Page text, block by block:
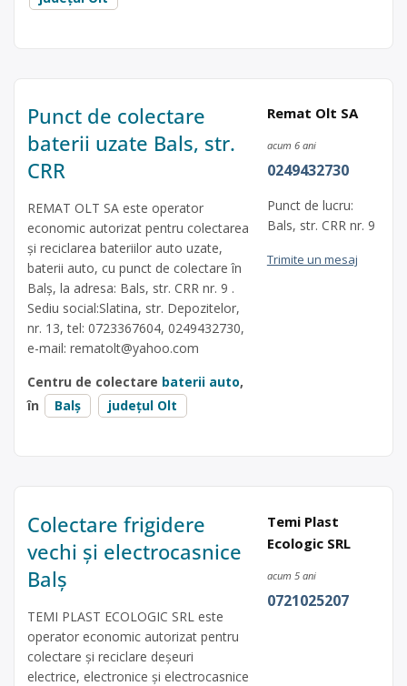
Punct de colectare
baterii uzate Bals, str.
CRR
REMAT OLT SA este operator
economic autorizat pentru colectarea
și reciclarea bateriilor auto uzate,
baterii auto, cu punct de colectare în
Balș, la adresa: Bals, str. CRR nr. 9 .
Sediu social:Slatina, str. Depozitelor,
nr. 13, tel: 0723367604, 0249432730,
e-mail: rematolt@yahoo.com
Centru de colectare baterii auto,
în
Balș județul Olt
Remat Olt SA
acum 6 ani
0249432730
Punct de lucru:
Bals, str. CRR nr. 9
Trimite un mesaj
Colectare frigidere
vechi și electrocasnice
Balș
TEMI PLAST ECOLOGIC SRL este
operator economic autorizat pentru
colectare și reciclare deșeuri
electrice, electronice și electrocasnice
Temi Plast
Ecologic SRL
acum 5 ani
0721025207